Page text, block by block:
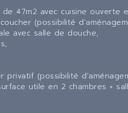
47m2 avec cuisine ouverte
(possibilité
avec salle de douche,
privatif (possibilité
utile en 2 chambres +